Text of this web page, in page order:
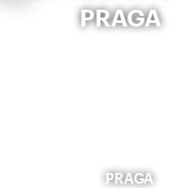
PRAGA
PRAGA